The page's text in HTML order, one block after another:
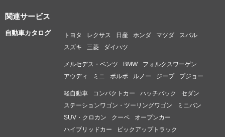
関連サービス
自動車カタログ トヨタ レクサス 日産 ホンダ マツダ
スバル
スズキ
三菱 ダイハツ
メルセデス・ベンツ BMW
フォルクスワーゲン
アウディ
ミニ ボルボ ルノー ジープ プジョー
軽自動車 コンパクトカー ハッチバック
セダン
ステーションワゴン・ツーリングワゴン
ミニバン
SUV・クロカン
クーペ
オープンカー
ハイブリッドカー
ピックアップトラック